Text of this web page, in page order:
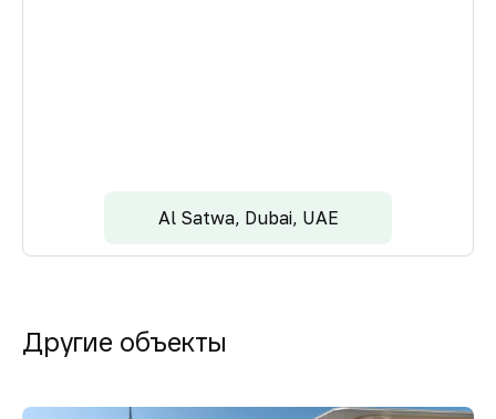
Al Satwa, Dubai, UAE
Другие объекты